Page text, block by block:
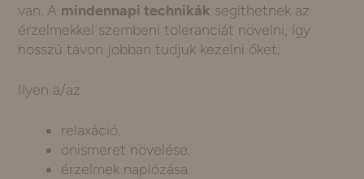
van. A mindennapi technikák segíthetnek az
érzelmekkel szembeni toleranciát növelni, így
hosszú távon jobban tudjuk kezelni őket.
Ilyen a/az
relaxáció.
önismeret növelése.
érzelmek naplózása.